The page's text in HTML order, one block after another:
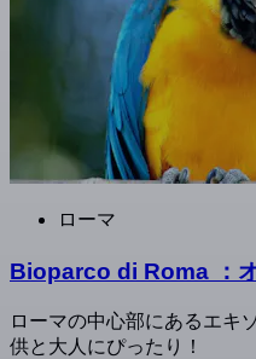
ローマ
Bioparco di Roma ：
ローマの中心部にあるエキ
供と大人にぴったり！